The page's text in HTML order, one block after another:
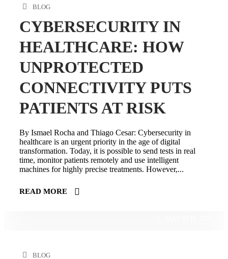
BLOG
CYBERSECURITY IN
HEALTHCARE: HOW
UNPROTECTED
CONNECTIVITY PUTS
PATIENTS AT RISK
By Ismael Rocha and Thiago Cesar: Cybersecurity in
healthcare is an urgent priority in the age of digital
transformation. Today, it is possible to send tests in real
time, monitor patients remotely and use intelligent
machines for highly precise treatments. However,...
READ MORE
BLOG